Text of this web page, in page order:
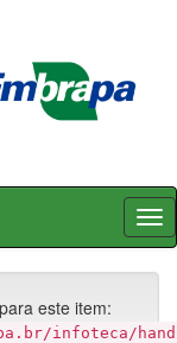
este item:
infoteca/